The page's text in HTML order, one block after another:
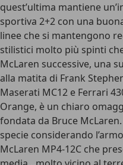
quest’ultima mantiene
sportiva 2+2 con una
linee che si mantengono
stilistici molto più spinti
McLaren successive, una
alla matita di Frank
Maserati MC12 e Ferrari
Orange, è un chiaro
fondata da Bruce
specie considerando
McLaren MP4-12C che